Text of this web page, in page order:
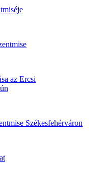
az Ercsi
Székesfehérváron